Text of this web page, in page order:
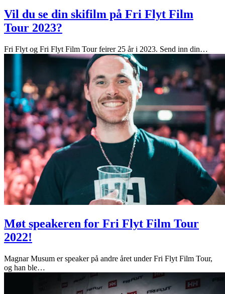
Vil du se din skifilm på Fri Flyt Film
Tour 2023?
Fri Flyt og Fri Flyt Film Tour feirer 25 år i 2023. Send inn din…
Møt speakeren for Fri Flyt Film Tour
2022!
Magnar Musum er speaker på andre året under Fri Flyt Film Tour,
og han ble…